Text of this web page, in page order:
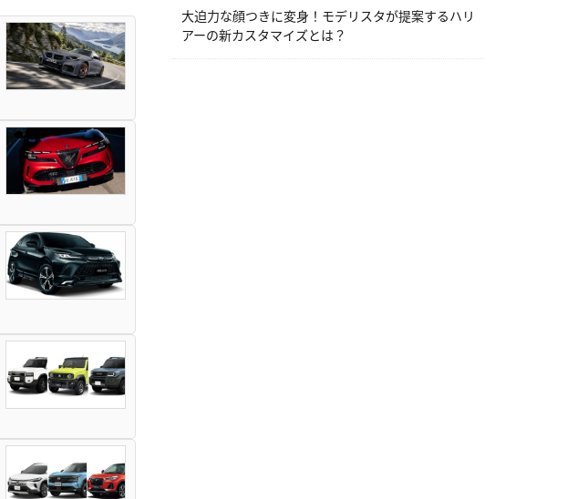
大迫力な顔つきに変身！モデリスタが提案するハリ
アーの新カスタマイズとは？